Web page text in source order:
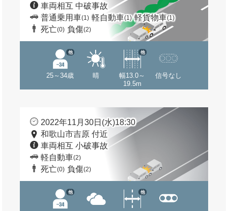
車両相互 中破事故
普通乗用車(1) 軽自動車(1) 軽貨物車(1)
死亡(0) 負傷(2)
25～34歳
他
晴
幅13.0～
19.5m
他
信号なし
2022年11月30日(水)18:30
和歌山市吉原 付近
車両相互 小破事故
軽自動車(2)
死亡(0) 負傷(2)
他 他